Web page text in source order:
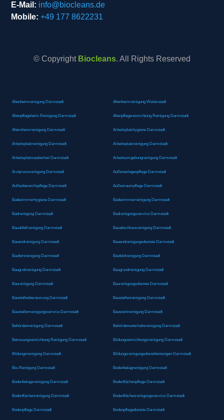
E-Mail: info@biocleans.de
Mobile: +49 177 8622231
© Copyright Biocleans. All Rights Reserved
Altenheimreinigung Darmstadt Altenheimreinigung Weiterstadt
Altenpflegeheim Reinigung Darmstadt Altenpflegereinrichtung Reinigung Darmstadt
Altersheimreinigung Darmstadt Arbeitsplatzhygiene Darmstadt
Arbeitsplatzreinigung Darmstadt Arbeitsplatzreinigung Darmstadt
Arbeitsplatzsauberkeit Darmstadt Arbeitsumgebungreinigung Darmstadt
Arztpraxisreinigung Darmstadt Außenanlagenpflege Darmstadt
Außenbereichspflege Darmstadt Außenraumpflege Darmstadt
Badezimmerhygiene Darmstadt Badezimmerreinigung Darmstadt
Badreinigung Darmstadt Badreinigungsservice Darmstadt
Bauabfallreinigung Darmstadt Bauabschlussreinigung Darmstadt
Bauendreinigung Darmstadt Bauendreinigungsdienste Darmstadt
Baufeinreinigung Darmstadt Baufeldreinigung Darmstadt
Baugrobreinigung Darmstadt Baugrundreinigung Darmstadt
Baureinigung Darmstadt Baureinigungsdienste Darmstadt
Baustellenberäumung Darmstadt Baustellenreinigung Darmstadt
Baustellenreinigungsservice Darmstadt Bauwerkreinigung Darmstadt
Behördenreinigung Darmstadt Behördenunterhaltsreinigung Darmstadt
Betreuungseinrichtung Reinigung Darmstadt Bildungseinrichtungsreinigung Darmstadt
Bildungsreinigung Darmstadt Bildungsreinigungsdienstleistungen Darmstadt
Bio-Reinigung Darmstadt Bodenbelagreinigung Darmstadt
Bodenbelagsreinigung Darmstadt Bodenflächenpflege Darmstadt
Bodenflächenreinigung Darmstadt Bodenflächenreinigungsservice Darmstadt
Bodenpflege Darmstadt Bodenpflegedienste Darmstadt